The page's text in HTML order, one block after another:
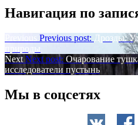
Навигация по
Previous Previous post: Дрозды:
природы
Next Next post: Очарование
исследователи пустынь
Мы в соцсетях